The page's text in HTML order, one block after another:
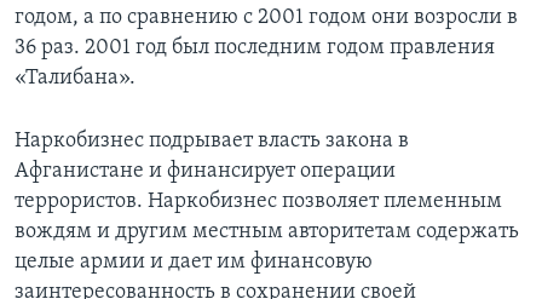
НЬЮ-ЙОРК NEW YORK
АМЕРИКА. БОЛЬШОЕ ПУТЕШЕСТВИЕ
ТЕСТЫ
ВИДЕО
ПОДПИСКА НА НОВОСТИ
Learning English
СОЦИАЛЬНЫЕ СЕТИ
годом, а по сравнению с 2001 годом они возросли в
36 раз. 2001 год был последним годом правления
«Талибана».
Наркобизнес подрывает власть закона в
Афганистане и финансирует операции
террористов. Наркобизнес позволяет племенным
вождям и другим местным авторитетам содержать
целые армии и дает им финансовую
заинтересованность в сохранении своей